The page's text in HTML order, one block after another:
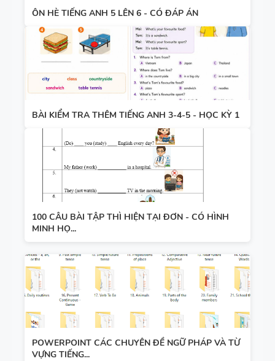
ÔN HÈ TIẾNG ANH 5 LÊN 6 - CÓ ĐÁP ÁN
BÀI KIỂM TRA THÊM TIẾNG ANH 3-4-5 - HỌC KỲ 1
100 CÂU BÀI TẬP THÌ HIỆN TẠI ĐƠN - CÓ HÌNH
MINH HỌ...
POWERPOINT CÁC CHUYÊN ĐỀ NGỮ PHÁP VÀ TỪ
VỰNG TIẾNG...